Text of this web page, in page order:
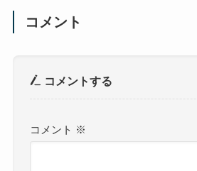
コメント
コメントする
コメント ※